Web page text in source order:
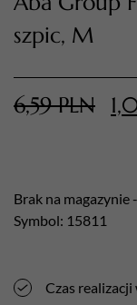
szpic, M
6,59PLN
Brak na magazynie
Symbol: 15811
Czas